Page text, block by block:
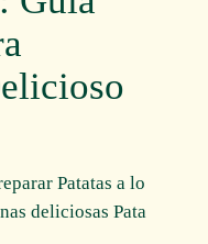
Patatas a lo
deliciosas Pata